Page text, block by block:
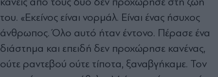
του. «Εκείνος είναι νορμάλ. Είναι ένας ήσυχος
άνθρωπος. Όλο αυτό ήταν έντονο. Πέρασε ένα
διάστημα και επειδή δεν προχώρησε κανένας,
ούτε ραντεβού ούτε τίποτα, ξαναβγήκαμε. Τον